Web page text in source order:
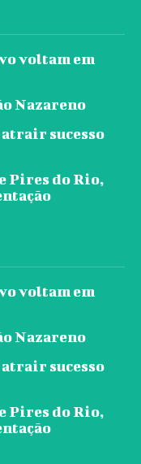
voltam em
Nazareno
atrair sucesso
Pires do Rio,
voltam em
Nazareno
atrair sucesso
Pires do Rio,